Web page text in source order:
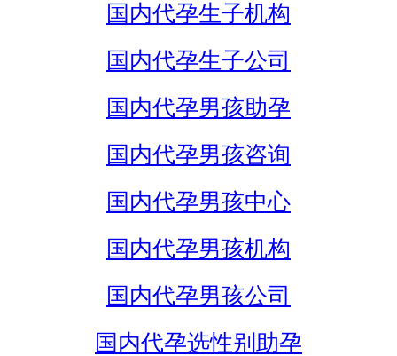
国内代孕生子机构
国内代孕生子公司
国内代孕男孩助孕
国内代孕男孩咨询
国内代孕男孩中心
国内代孕男孩机构
国内代孕男孩公司
国内代孕选性别助孕